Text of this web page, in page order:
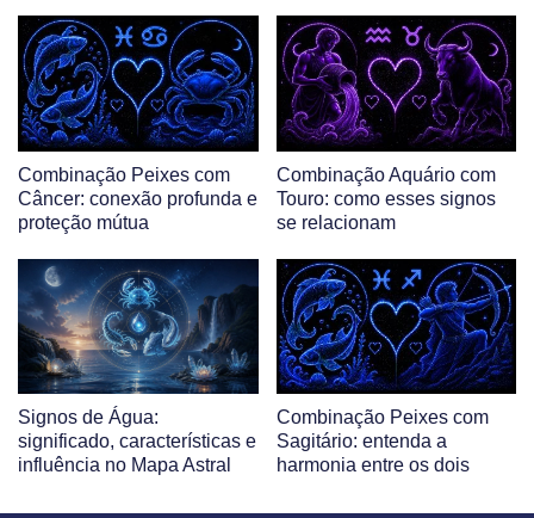
Combinação Peixes com
Câncer: conexão profunda e
proteção mútua
Combinação Aquário com
Touro: como esses signos
se relacionam
Signos de Água:
significado, características e
influência no Mapa Astral
Combinação Peixes com
Sagitário: entenda a
harmonia entre os dois